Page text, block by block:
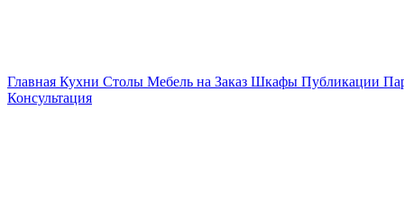
Главная Кухни Столы Мебель на Заказ Шкафы Публикации
Консультация